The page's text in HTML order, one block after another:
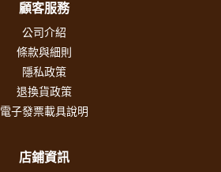
顧客服務
公司介紹
條款與細則
隱私政策
退換貨政策
電子發票載具說明
店鋪資訊